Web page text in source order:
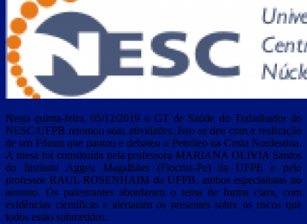
Nesta quinta-feira, 05/12/2019 o GT de Saúde do Trabalhador do
NESC/UFPB retomou suas atividades. Isso se deu com a realização
de um Fórum que pautou e debateu o Petróleo na Costa Nordestina.
A mesa foi constituída pela professora MARIANA OLIVIA Santos
do Instituto Aggeu Magalhães (Fiocruz-Pe) da UFPE e pelo
professor RAUL ROSENHAIM da UFPB, ambos especialistas no
assunto. Os palestrantes abordaram o tema de forma clara, com
evidências científicas e alertaram os presentes sobre os riscos que
todos estão submetidos.